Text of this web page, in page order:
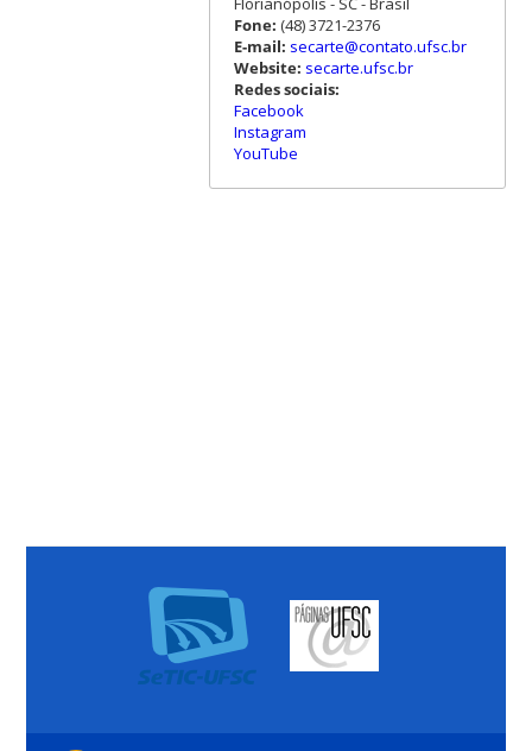
Fone: (48) 3721-2376
E-mail: secarte@contato.ufsc.br
Website: secarte.ufsc.br
Redes sociais:
Facebook
Instagram
YouTube